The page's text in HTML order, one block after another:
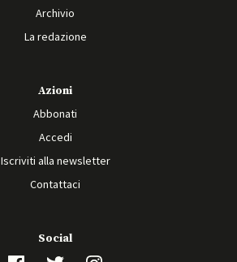
Archivio
La redazione
Azioni
Abbonati
Accedi
Iscriviti alla newsletter
Contattaci
Social